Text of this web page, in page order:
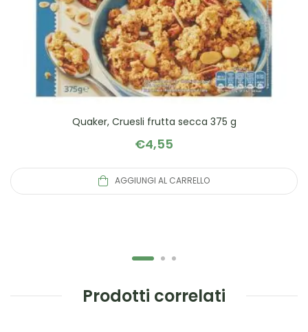
Quaker, Cruesli frutta secca 375 g
€4,55
AGGIUNGI AL CARRELLO
Prodotti correlati